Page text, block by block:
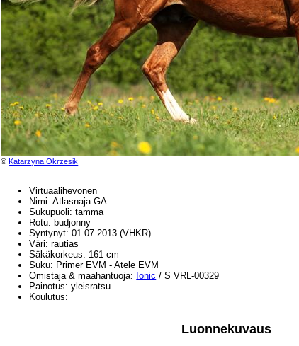
© Katarzyna Okrzesik
Virtuaalihevonen
Nimi: Atlasnaja GA
Sukupuoli: tamma
Rotu: budjonny
Syntynyt: 01.07.2013 (VHKR)
Väri: rautias
Säkäkorkeus: 161 cm
Suku: Primer EVM - Atele EVM
Omistaja & maahantuoja: Ionic / S VRL-00329
Painotus: yleisratsu
Koulutus:
Luonnekuvaus